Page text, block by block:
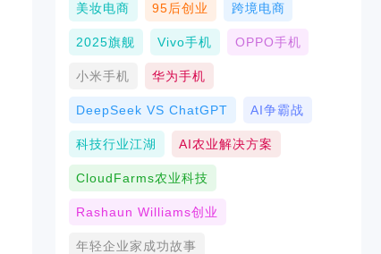
美妆电商 95后创业 跨境电商
2025旗舰 Vivo手机 OPPO手机
小米手机 华为手机
DeepSeek VS ChatGPT AI争霸战
科技行业江湖 AI农业解决方案
CloudFarms农业科技
Rashaun Williams创业
年轻企业家成功故事